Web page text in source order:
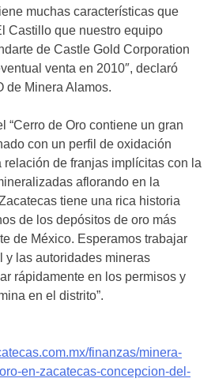
muchas características que
Castillo que nuestro equipo
de Castle Gold Corporation
venta en 2010″, declaró
de Minera Alamos.
“Cerro de Oro contiene un gran
con un perfil de oxidación
de franjas implícitas con la
aflorando en la
tiene una rica historia
de los depósitos de oro más
de México. Esperamos trabajar
y las autoridades mineras
rápidamente en los permisos y
en el distrito”.
finanzas/minera-
en-zacatecas-concepcion-del-